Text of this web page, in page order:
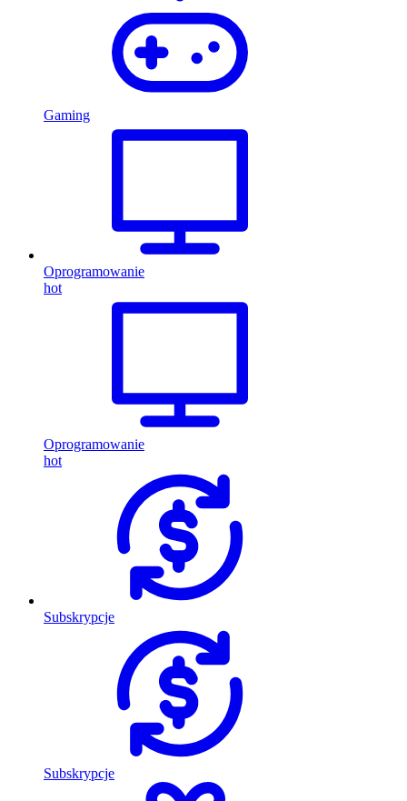
Gaming
Oprogramowanie
hot
Oprogramowanie
hot
Subskrypcje
Subskrypcje